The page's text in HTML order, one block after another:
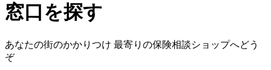
窓口を探す
あなたの街のかかりつけ 最寄りの保険相談ショップへどう
ぞ